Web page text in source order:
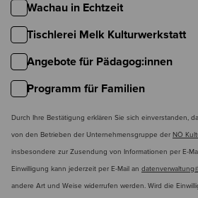
Wachau in Echtzeit
Tischlerei Melk Kulturwerkstatt
Angebote für Pädagog:innen
Programm für Familien
Durch Ihre Bestätigung erklären Sie sich einverstanden,
von den Betrieben der Unternehmensgruppe der NÖ
insbesondere zur Zusendung von Informationen per E-
Einwilligung kann jederzeit per E-Mail an
andere Art und Weise widerrufen werden. Wird die